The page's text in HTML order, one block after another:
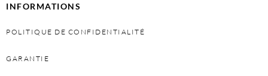
INFORMATIONS
POLITIQUE DE CONFIDENTIALITÉ
GARANTIE